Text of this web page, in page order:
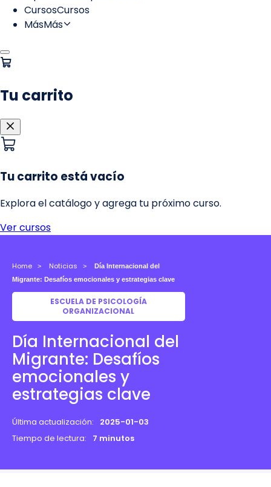
Home Noticias
Día Internacional del
Migrante: Desafíos emocionales y estrategias clave
ESCUELA DE PSICOLOGÍA
ORGANIZACIONAL
Día Internacional del
Migrante: Desafíos
emocionales y
estrategias clave
Última actualización:
2025-01-03
Tiempo de lectura:
7 minutos